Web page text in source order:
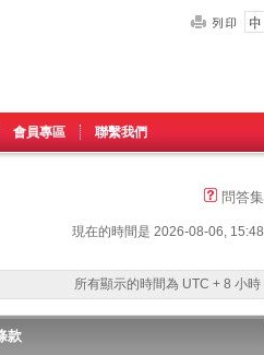
會員專區 聯繫我們
問答集
現在的時間是 2026-08-06, 15:48
所有顯示的時間為 UTC + 8 小時
款